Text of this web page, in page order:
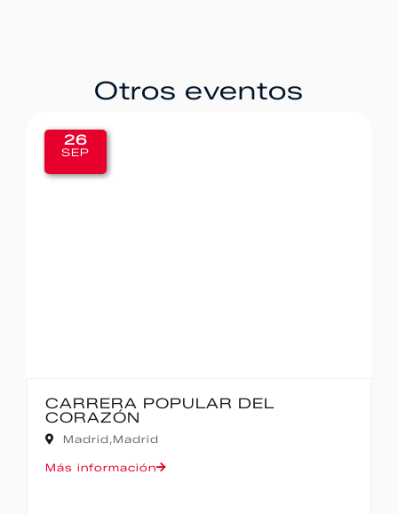
Otros eventos
26
SEP
CARRERA POPULAR DEL
CORAZÓN
Madrid,Madrid
Más información